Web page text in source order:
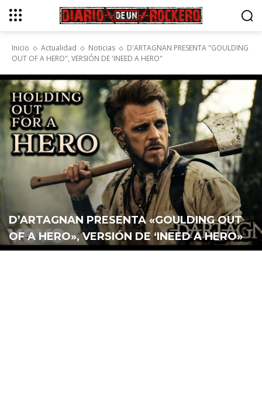
Inicio Actualidad Noticias
D'ARTAGNAN PRESENTA "GOULDING
OUT OF A HERO", VERSIÓN DE 'INEED A HERO"
D’ARTAGNAN PRESENTA «GOULDING OUT
OF A HERO», VERSIÓN DE ‘INEED A HERO»